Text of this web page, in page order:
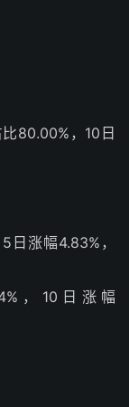
80.00%，10日
涨幅4.83%，
，10日涨幅